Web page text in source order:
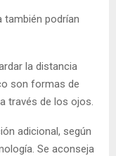
también podrían
la distancia
son formas de
través de los ojos.
adicional, según
Se aconseja